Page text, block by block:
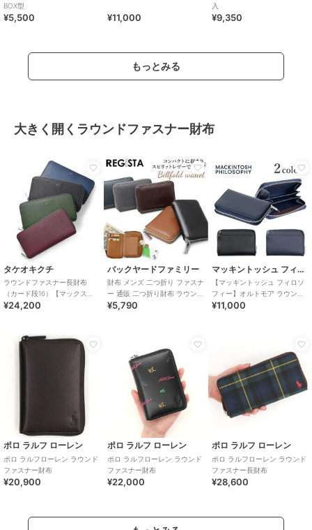
BOX型
¥5,500 ¥11,000
入
¥9,350
もっとみる
大きく開くラウンドファスナー財布
タケオキクチ
ラウンドファスナー長財布
（カード段16）【マックス
728616】
¥24,200
バックヤードファミリー
財布 メンズ 二つ折り ファスナ
ー 通販 二つ折り財布 ラウンド
ファスナー ミニ財布 折財布 折
¥5,790
マッキントッシュ フィロソフィー
【マッキントッシュ フィロソ
フィー】オルトモア ラウンド
ファスナー小銭入れ
¥11,000
ポロ ラルフ ローレン
ポロ ラルフローレン ラウンド
ファスナー財布
¥20,900
ポロ ラルフ ローレン
ポロ ラルフローレン ラウンド
ファスナー財布
¥22,000
ポロ ラルフ ローレン
ポロ ラルフローレン ラウンド
ファスナー長財布
¥28,600